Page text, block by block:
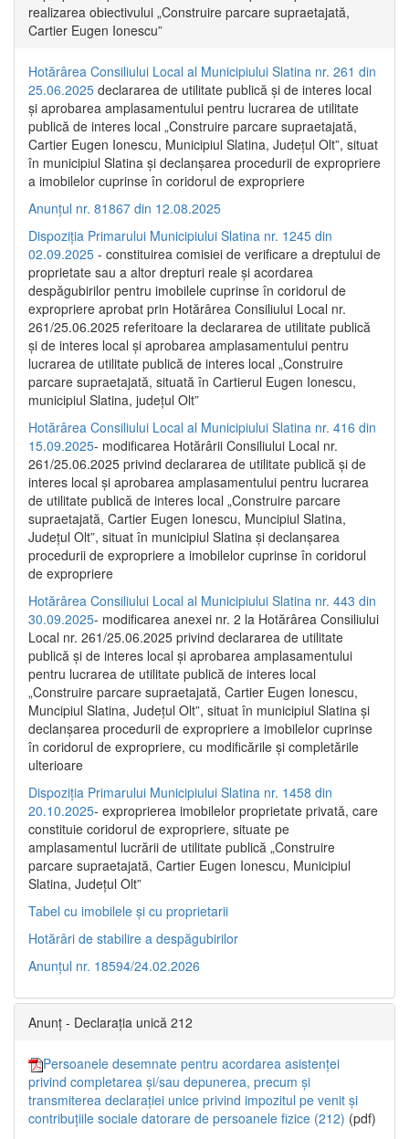
realizarea obiectivului „Construire parcare supraetajată,
Cartier Eugen Ionescu”
Hotărârea Consiliului Local al Municipiului Slatina nr. 261 din
25.06.2025 declararea de utilitate publică și de interes local
și aprobarea amplasamentului pentru lucrarea de utilitate
publică de interes local „Construire parcare supraetajată,
Cartier Eugen Ionescu, Municipiul Slatina, Județul Olt”, situat
în municipiul Slatina și declanșarea procedurii de expropriere
a imobilelor cuprinse în coridorul de expropriere
Anunțul nr. 81867 din 12.08.2025
Dispoziția Primarului Municipiului Slatina nr. 1245 din
02.09.2025 - constituirea comisiei de verificare a dreptului de
proprietate sau a altor drepturi reale și acordarea
despăgubirilor pentru imobilele cuprinse în coridorul de
expropriere aprobat prin Hotărârea Consiliului Local nr.
261/25.06.2025 referitoare la declararea de utilitate publică
și de interes local și aprobarea amplasamentului pentru
lucrarea de utilitate publică de interes local „Construire
parcare supraetajată, situată în Cartierul Eugen Ionescu,
municipiul Slatina, județul Olt”
Hotărârea Consiliului Local al Municipiului Slatina nr. 416 din
15.09.2025- modificarea Hotărârii Consiliului Local nr.
261/25.06.2025 privind declararea de utilitate publică și de
interes local și aprobarea amplasamentului pentru lucrarea
de utilitate publică de interes local „Construire parcare
supraetajată, Cartier Eugen Ionescu, Muncipiul Slatina,
Județul Olt”, situat în municipiul Slatina și declanșarea
procedurii de expropriere a imobilelor cuprinse în coridorul
de expropriere
Hotărârea Consiliului Local al Municipiului Slatina nr. 443 din
30.09.2025- modificarea anexei nr. 2 la Hotărârea Consiliului
Local nr. 261/25.06.2025 privind declararea de utilitate
publică şi de interes local şi aprobarea amplasamentului
pentru lucrarea de utilitate publică de interes local
„Construire parcare supraetajată, Cartier Eugen Ionescu,
Muncipiul Slatina, Judeţul Olt”, situat în municipiul Slatina şi
declanşarea procedurii de expropriere a imobilelor cuprinse
în coridorul de expropriere, cu modificările şi completările
ulterioare
Dispoziția Primarului Municipiului Slatina nr. 1458 din
20.10.2025- exproprierea imobilelor proprietate privată, care
constituie coridorul de expropriere, situate pe
amplasamentul lucrării de utilitate publică „Construire
parcare supraetajată, Cartier Eugen Ionescu, Municipiul
Slatina, Județul Olt”
Tabel cu imobilele și cu proprietarii
Hotărâri de stabilire a despăgubirilor
Anunțul nr. 18594/24.02.2026
Anunț - Declarația unică 212
Persoanele desemnate pentru acordarea asistenței
privind completarea și/sau depunerea, precum și
transmiterea declarației unice privind impozitul pe venit și
contribuțiile sociale datorare de persoanele fizice (212) (pdf)